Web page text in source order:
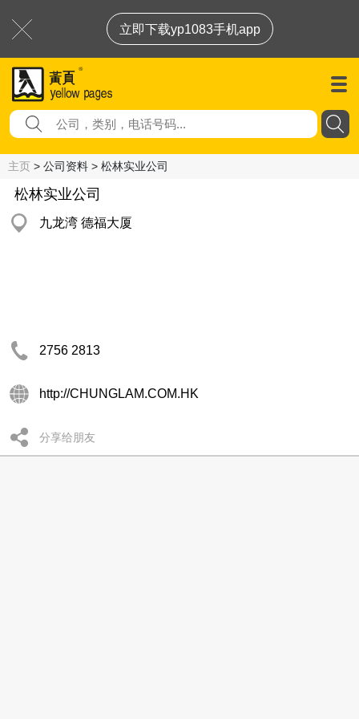
立即下载yp1083手机app
主页 > 公司资料 > 松林实业公司
松林实业公司
九龙湾 德福大厦
2756 2813
http://CHUNGLAM.COM.HK
分享给朋友